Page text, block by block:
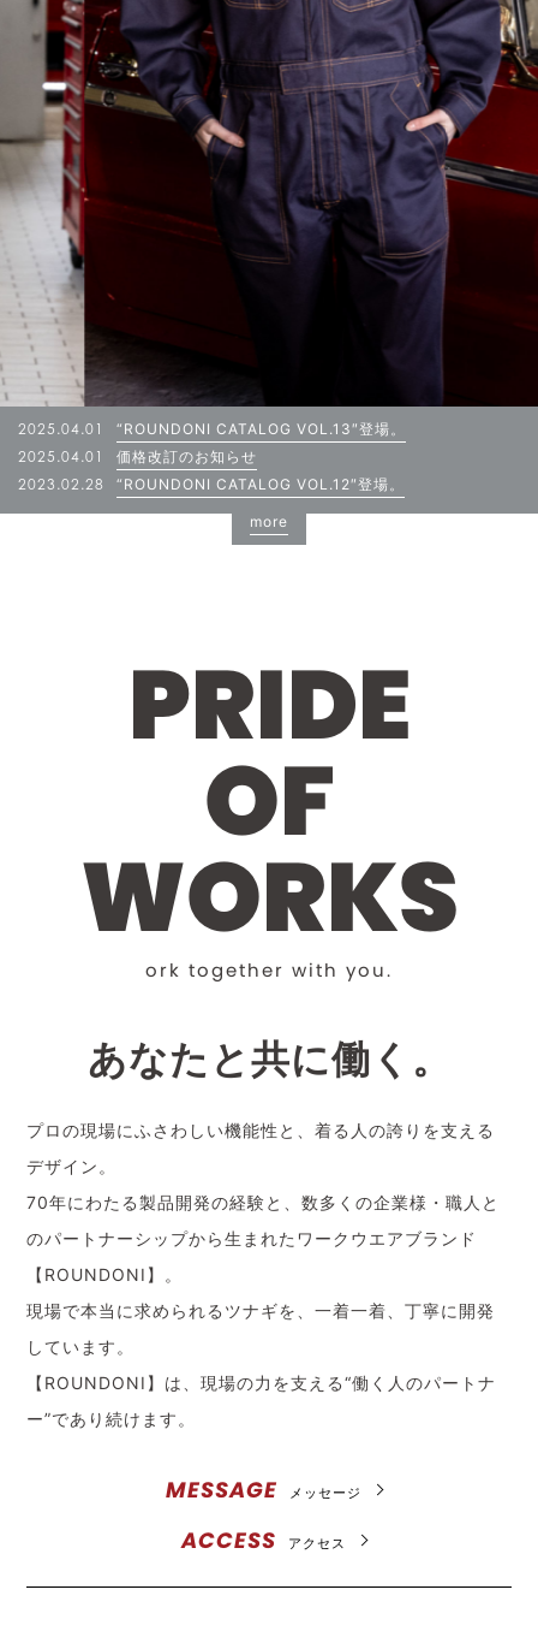
2025.04.01
“ROUNDONI CATALOG VOL.13″登場。
2025.04.01
価格改訂のお知らせ
2023.02.28
“ROUNDONI CATALOG VOL.12″登場。
more
PRIDE
OF
WORKS
ork together with you.
あなたと共に働く。
プロの現場にふさわしい機能性と、着る人の誇りを支える
デザイン。
70年にわたる製品開発の経験と、数多くの企業様・職人と
のパートナーシップから生まれたワークウエアブランド
【ROUNDONI】。
現場で本当に求められるツナギを、一着一着、丁寧に開発
しています。
【ROUNDONI】は、現場の力を支える“働く人のパートナ
ー”であり続けます。
MESSAGE メッセージ
ACCESS アクセス